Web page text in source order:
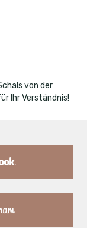
von der
Ihr Verständnis!